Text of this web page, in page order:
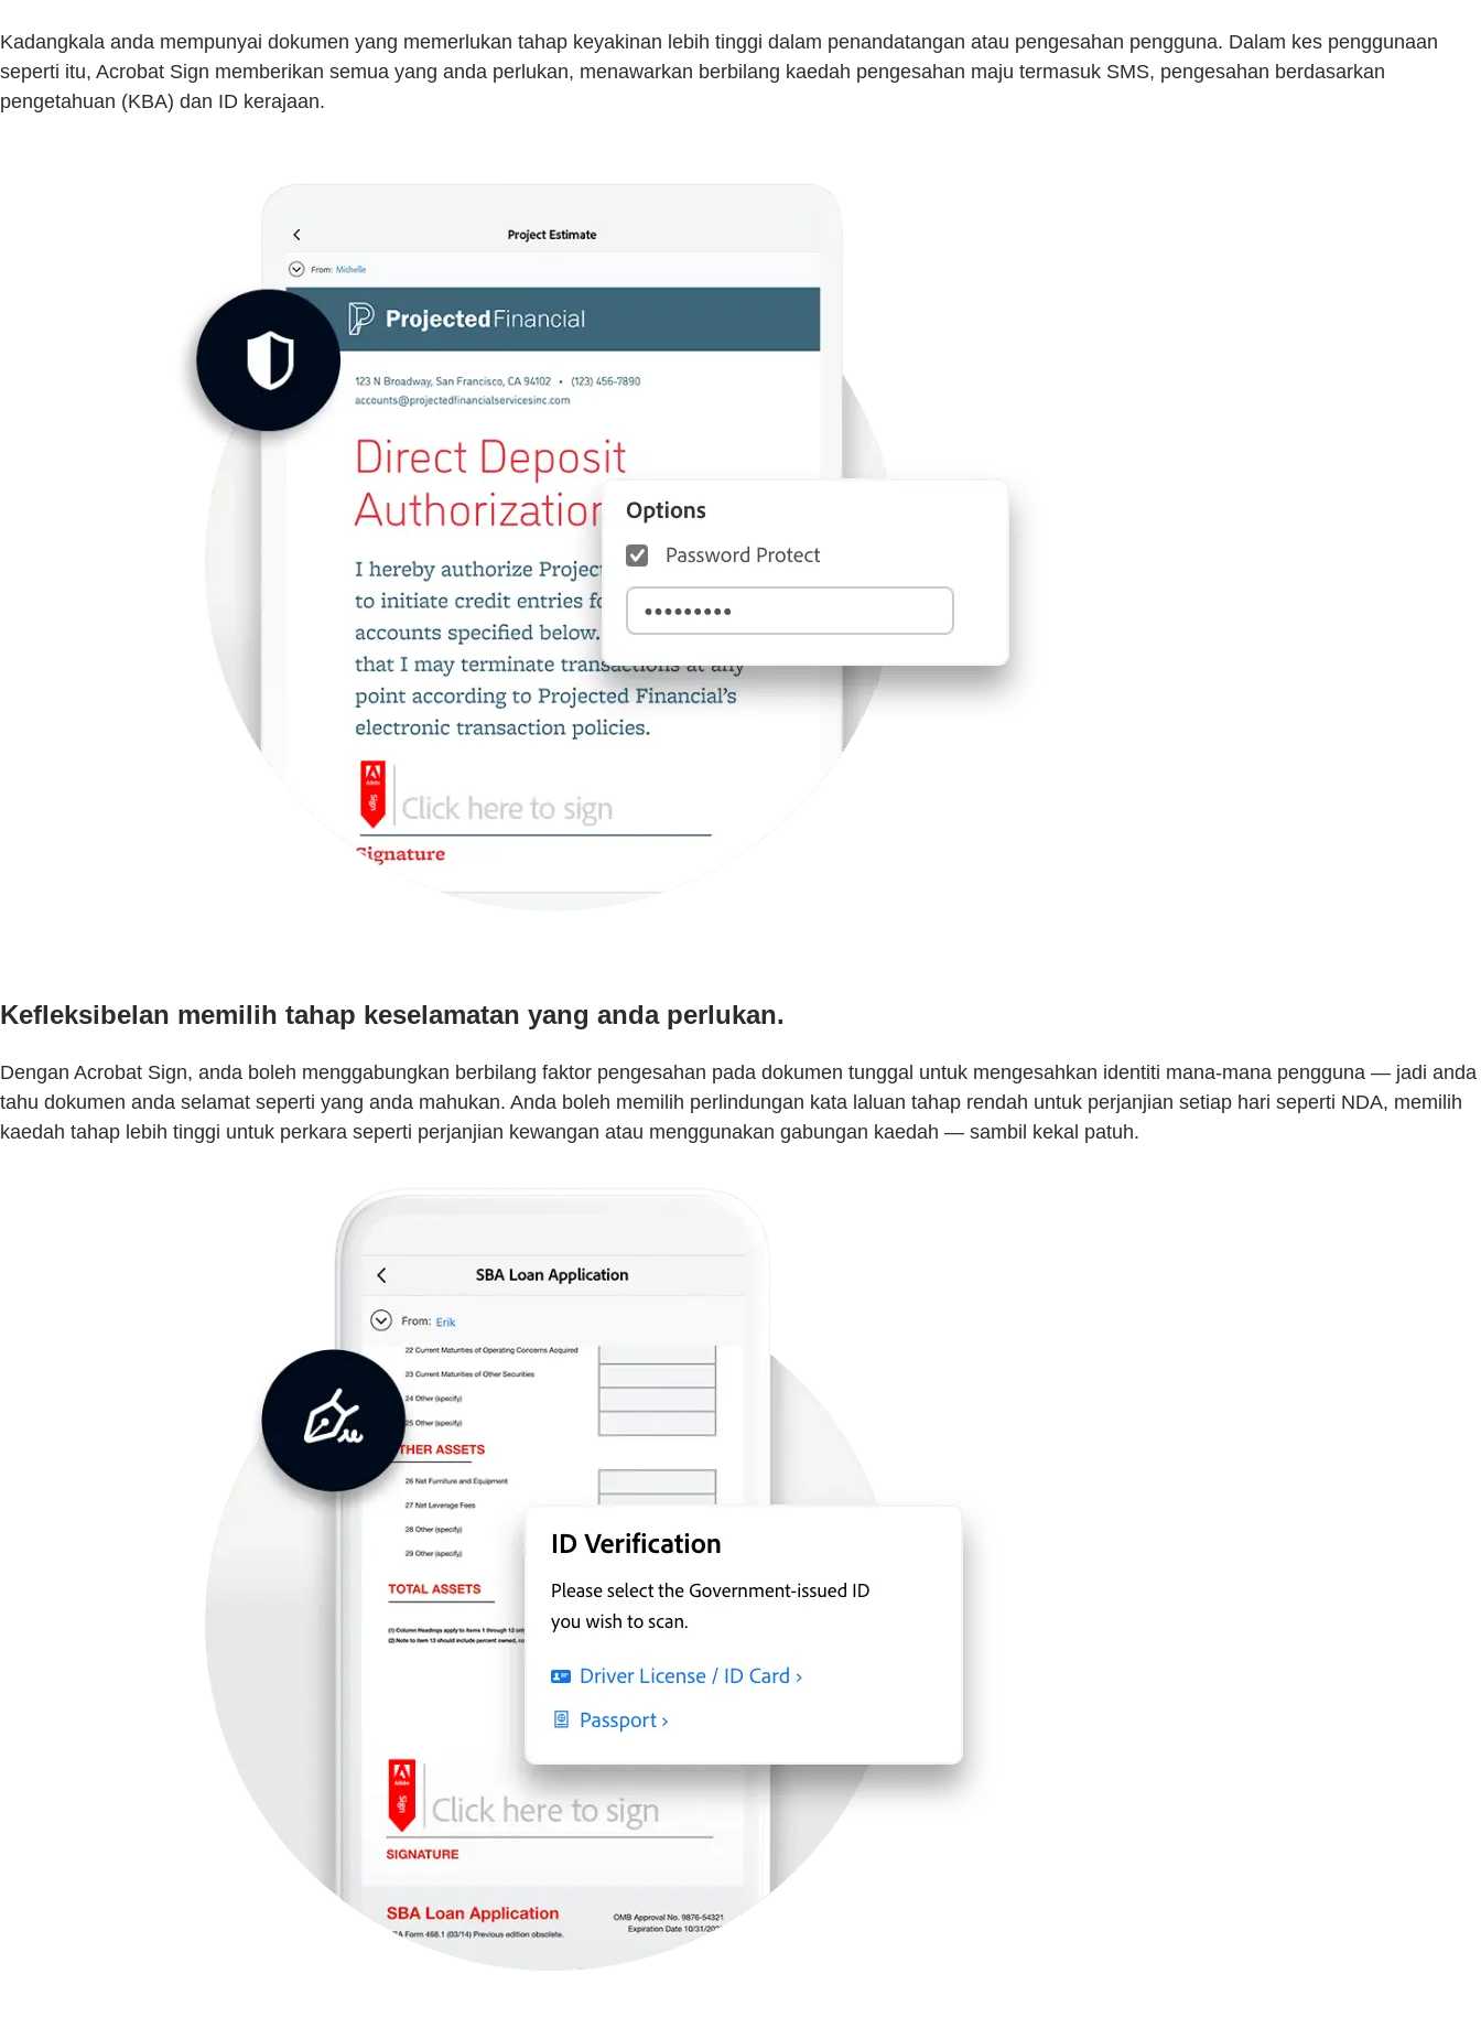
Kadangkala anda mempunyai dokumen yang memerlukan tahap keyakinan lebih tinggi dalam penandatangan atau pengesahan pengguna. Dalam kes penggunaan
seperti itu, Acrobat Sign memberikan semua yang anda perlukan, menawarkan berbilang kaedah pengesahan maju termasuk SMS, pengesahan berdasarkan
pengetahuan (KBA) dan ID kerajaan.
Kefleksibelan memilih tahap keselamatan yang anda perlukan.
Dengan Acrobat Sign, anda boleh menggabungkan berbilang faktor pengesahan pada dokumen tunggal untuk mengesahkan identiti mana-mana pengguna — jadi anda
tahu dokumen anda selamat seperti yang anda mahukan. Anda boleh memilih perlindungan kata laluan tahap rendah untuk perjanjian setiap hari seperti NDA, memilih
kaedah tahap lebih tinggi untuk perkara seperti perjanjian kewangan atau menggunakan gabungan kaedah — sambil kekal patuh.